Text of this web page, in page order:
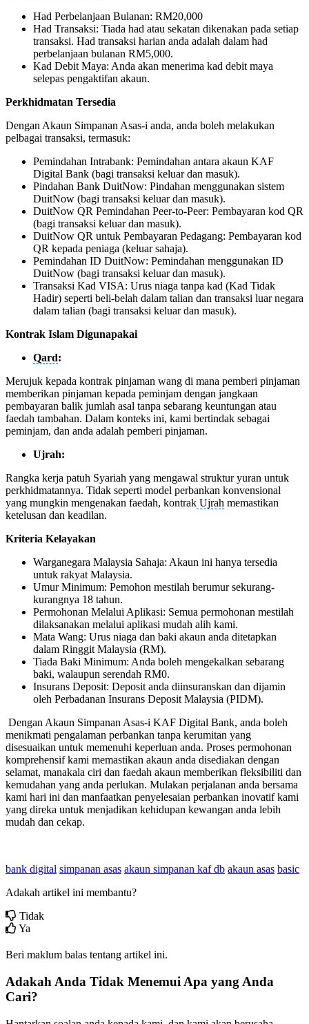
Had Perbelanjaan Bulanan: RM20,000
Had Transaksi: Tiada had atau sekatan dikenakan pada setiap
transaksi. Had transaksi harian anda adalah dalam had
perbelanjaan bulanan RM5,000.
Kad Debit Maya: Anda akan menerima kad debit maya
selepas pengaktifan akaun.
Perkhidmatan Tersedia
Dengan Akaun Simpanan Asas-i anda, anda boleh melakukan
pelbagai transaksi, termasuk:
Pemindahan Intrabank: Pemindahan antara akaun KAF
Digital Bank (bagi transaksi keluar dan masuk).
Pindahan Bank DuitNow: Pindahan menggunakan sistem
DuitNow (bagi transaksi keluar dan masuk).
DuitNow QR Pemindahan Peer-to-Peer: Pembayaran kod QR
(bagi transaksi keluar dan masuk).
DuitNow QR untuk Pembayaran Pedagang: Pembayaran kod
QR kepada peniaga (keluar sahaja).
Pemindahan ID DuitNow: Pemindahan menggunakan ID
DuitNow (bagi transaksi keluar dan masuk).
Transaksi Kad VISA: Urus niaga tanpa kad (Kad Tidak
Hadir) seperti beli-belah dalam talian dan transaksi luar negara
dalam talian (bagi transaksi keluar dan masuk).
Kontrak Islam Digunapakai
Qard:
Merujuk kepada kontrak pinjaman wang di mana pemberi pinjaman
memberikan pinjaman kepada peminjam dengan jangkaan
pembayaran balik jumlah asal tanpa sebarang keuntungan atau
faedah tambahan. Dalam konteks ini, kami bertindak sebagai
peminjam, dan anda adalah pemberi pinjaman.
Ujrah:
Rangka kerja patuh Syariah yang mengawal struktur yuran untuk
perkhidmatannya. Tidak seperti model perbankan konvensional
yang mungkin mengenakan faedah, kontrak Ujrah memastikan
ketelusan dan keadilan.
Kriteria Kelayakan
Warganegara Malaysia Sahaja: Akaun ini hanya tersedia
untuk rakyat Malaysia.
Umur Minimum: Pemohon mestilah berumur sekurang-
kurangnya 18 tahun.
Permohonan Melalui Aplikasi: Semua permohonan mestilah
dilaksanakan melalui aplikasi mudah alih kami.
Mata Wang: Urus niaga dan baki akaun anda ditetapkan
dalam Ringgit Malaysia (RM).
Tiada Baki Minimum: Anda boleh mengekalkan sebarang
baki, walaupun serendah RM0.
Insurans Deposit: Deposit anda diinsuranskan dan dijamin
oleh Perbadanan Insurans Deposit Malaysia (PIDM).
Dengan Akaun Simpanan Asas-i KAF Digital Bank, anda boleh
menikmati pengalaman perbankan tanpa kerumitan yang
disesuaikan untuk memenuhi keperluan anda. Proses permohonan
komprehensif kami memastikan akaun anda disediakan dengan
selamat, manakala ciri dan faedah akaun memberikan fleksibiliti dan
kemudahan yang anda perlukan. Mulakan perjalanan anda bersama
kami hari ini dan manfaatkan penyelesaian perbankan inovatif kami
yang direka untuk menjadikan kehidupan kewangan anda lebih
mudah dan cekap.
bank digital simpanan asas akaun simpanan kaf db akaun asas basic
Adakah artikel ini membantu?
Tidak
Ya
Beri maklum balas tentang artikel ini.
Adakah Anda Tidak Menemui Apa yang Anda
Cari?